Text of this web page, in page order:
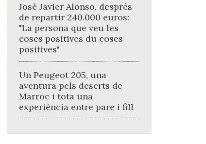
José Javier Alonso, després
de repartir 240.000 euros:
"La persona que veu les
coses positives du coses
positives"
Un Peugeot 205, una
aventura pels deserts de
Marroc i tota una
experiència entre pare i fill